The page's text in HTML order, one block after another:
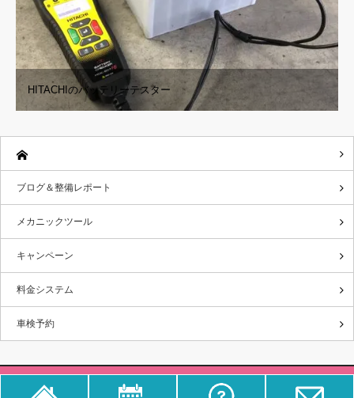
HITACHIのバッテリーテスター
ブログ＆整備レポート
メカニックツール
キャンペーン
料金システム
車検予約
Copyright © さくら車検‐ブログ＆整備レポートAll rights reserved.